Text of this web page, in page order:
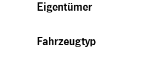
Eigentümer
Fahrzeugtyp